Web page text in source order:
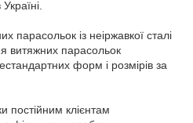
парасольок із неіржавкої сталі
витяжних парасольок
форм і розмірів за
постійним клієнтам